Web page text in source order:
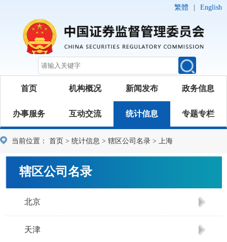
繁體 English
首页 机构概况 新闻发布 政务信息
办事服务 互动交流 统计信息 专题专栏
当前位置： 首页 > 统计信息 > 辖区公司名录 > 上海
辖区公司名录
北京
天津